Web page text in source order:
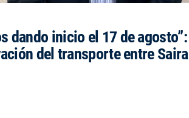
dando inicio el 17 de
del transporte entre